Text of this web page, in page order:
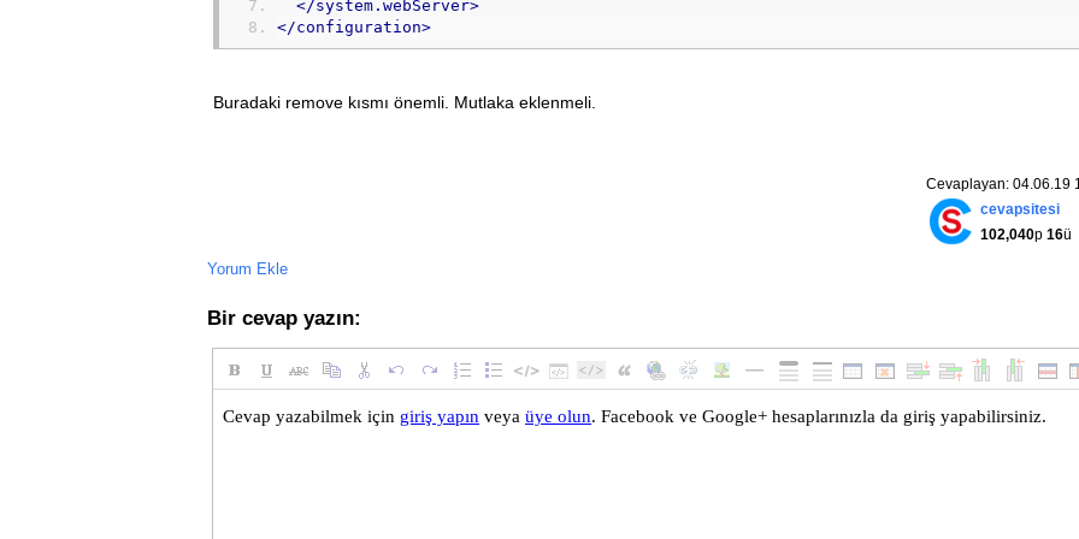
</system . webServer>
</configuration>
Buradaki remove kısmı önemli. Mutlaka eklenmeli.
Cevaplayan: 04.06.19
cevapsitesi
102,040p 16ü
Yorum Ekle
Bir cevap yazın: